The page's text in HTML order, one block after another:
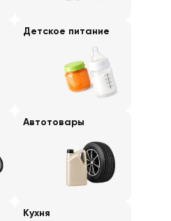
Детское питание
Автотовары
Кухня